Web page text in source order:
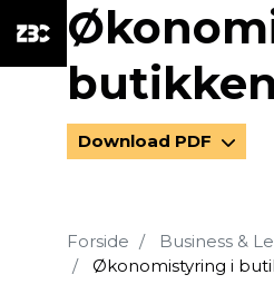
butikken
Download PDF
Forside
Business &
Økonomistyring i